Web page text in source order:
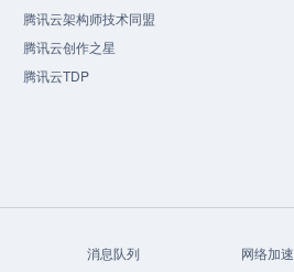
腾讯云架构师技术同盟
腾讯云创作之星
腾讯云TDP
消息队列 网络加速